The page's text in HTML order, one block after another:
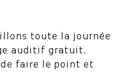
toute la journée
auditif gratuit.
de faire le point et